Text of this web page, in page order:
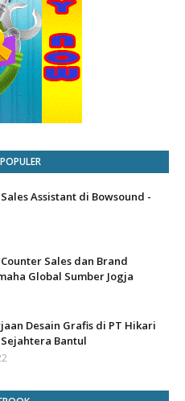
Assistant di Bowsound -
Sales dan Brand
Global Sumber Jogja
Desain Grafis di PT Hikari
Bantul